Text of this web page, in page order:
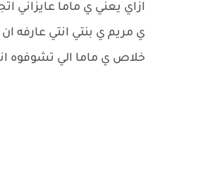
ازاي يعني ي ماما عايزاني
ي مريم ي بنتي انتي عارفه
خلاص ي ماما الي تشوفوه